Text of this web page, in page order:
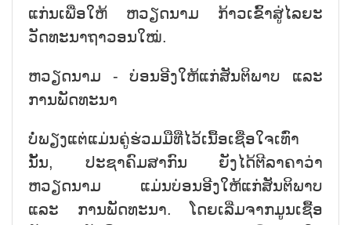
ແກ່ນເພື່ອໃຫ້ ຫວຽດນາມ ກ້າວເຂົ້າສູ່ໄລຍະ
ວັດທະນາຖາວອນໃໝ່.
ຫວຽດນາມ - ບ່ອນອີງໃຫ້ແກ່ສັນຕິພາບ ແລະ
ການພັດທະນາ
ບໍ່ພຽງແຕ່ແມ່ນຄູ່ຮ່ວມມືທີ່ໄວ້ເນື້ອເຊື່ອໃຈເທົ່າ
ນັ້ນ, ປະຊາຄົມສາກົນ ຍັງໄດ້ຕີລາຄາວ່າ
ຫວຽດນາມ ແມ່ນບ່ອນອີງໃຫ້ແກ່ສັນຕິພາບ
ແລະ ການພັດທະນາ. ໂດຍເລີ່ມຈາກມູນເຊື້ອ